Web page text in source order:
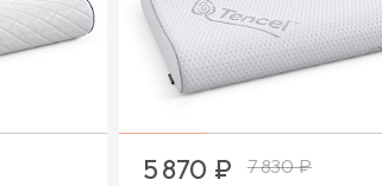
1
5 870 ₽ 7 830₽